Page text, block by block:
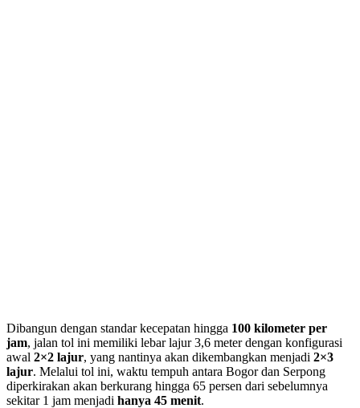
Dibangun dengan standar kecepatan hingga 100 kilometer per
jam, jalan tol ini memiliki lebar lajur 3,6 meter dengan konfigurasi
awal 2×2 lajur, yang nantinya akan dikembangkan menjadi 2×3
lajur. Melalui tol ini, waktu tempuh antara Bogor dan Serpong
diperkirakan akan berkurang hingga 65 persen dari sebelumnya
sekitar 1 jam menjadi hanya 45 menit.